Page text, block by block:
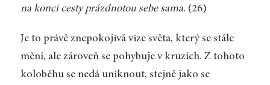
na konci cesty prázdnotou sebe sama.(26)
Je to právě znepokojivá vize světa, který se stále
mění, ale zároveň se pohybuje v kruzích. Z tohoto
koloběhu se nedá uniknout, stejně jako se